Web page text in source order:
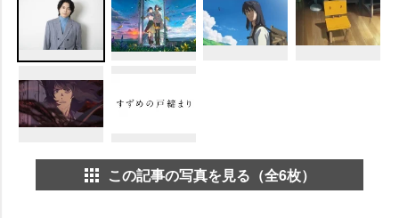
この記事の写真を見る（全6枚）